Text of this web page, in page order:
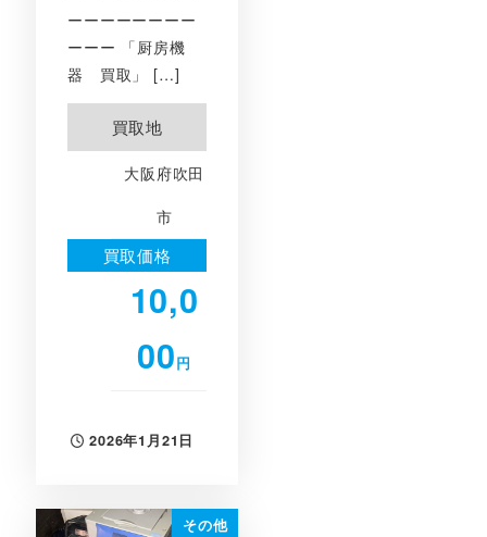
ーーーーーーーー
ーーー 「厨房機
器 買取」 […]
買取地
大阪府吹田
市
買取価格
10,0
00円
投稿日
2026年1月21日
その他